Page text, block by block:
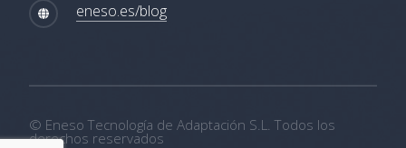
eneso.es/blog
© Eneso Tecnología de Adaptación S.L. Todos los
derechos reservados